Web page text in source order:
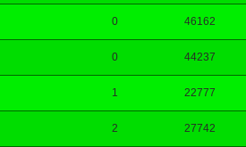
0 46162
0 44237
1 22777
2 27742